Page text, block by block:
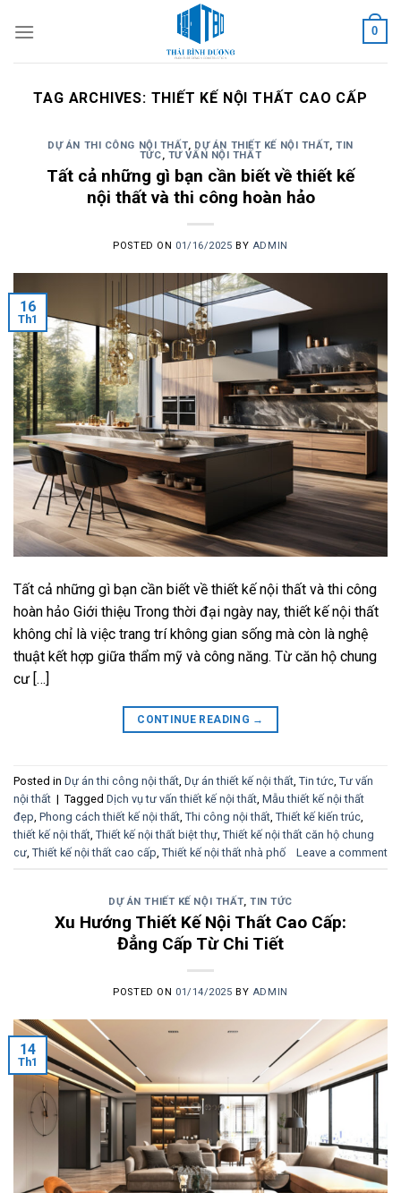
0
TAG ARCHIVES: THIẾT KẾ NỘI THẤT CAO CẤP
DỰ ÁN THI CÔNG NỘI THẤT, DỰ ÁN THIẾT KẾ NỘI THẤT,TIN
TỨC, TƯ VẤN NỘI THẤT
Tất cả những gì bạn cần biết về thiết kế
nội thất và thi công hoàn hảo
POSTED ON 01/16/2025 BY ADMIN
16
Th1
Tất cả những gì bạn cần biết về thiết kế nội thất và thi công
hoàn hảo Giới thiệu Trong thời đại ngày nay, thiết kế nội thất
không chỉ là việc trang trí không gian sống mà còn là nghệ
thuật kết hợp giữa thẩm mỹ và công năng. Từ căn hộ chung
cư […]
CONTINUE READING →
Posted in Dự án thi công nội thất Dự án thiết kế nội thất Tin tức Tư vấn
nội thất | Tagged Dịch vụ tư vấn thiết kế nội thất Mẫu thiết kế nội thất
đẹp Phong cách thiết kế nội thất Thi công nội thất Thiết kế kiến ​​trúc
thiết kế nội thất Thiết kế nội thất biệt thự Thiết kế nội thất căn hộ chung
cư Thiết kế nội thất cao cấp Thiết kế nội thất nhà phố Leave a comment
DỰ ÁN THIẾT KẾ NỘI THẤT,TIN TỨC
Xu Hướng Thiết Kế Nội Thất Cao Cấp:
Đẳng Cấp Từ Chi Tiết
POSTED ON 01/14/2025 BY ADMIN
14
Th1